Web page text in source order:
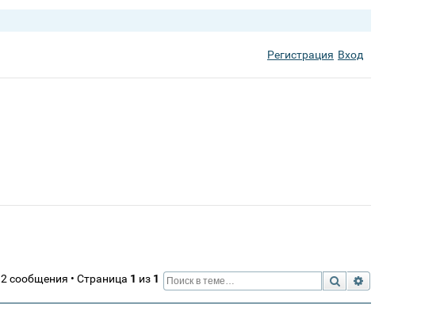
Регистрация Вход
Поиск
2 сообщения • Страница 1 из 1